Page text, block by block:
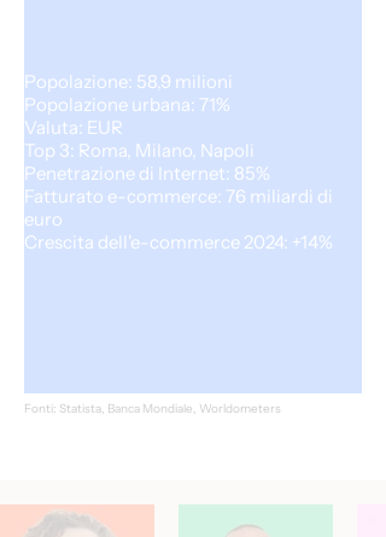
Popolazione: 58,9 milioni
Popolazione urbana: 71%
Valuta: EUR
Top 3: Roma, Milano, Napoli
Penetrazione di Internet: 85%
Fatturato e-commerce: 76 miliardi di
euro
Crescita dell'e-commerce 2024: +14%
Fonti: Statista, Banca Mondiale, Worldometers